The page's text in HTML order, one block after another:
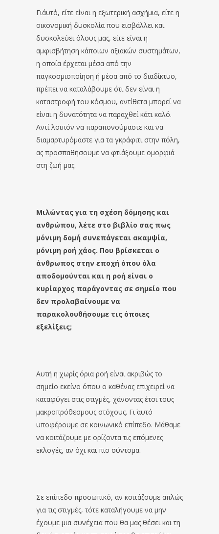
Γι΄αυτό, είτε είναι η εξωτερική ασχήμια, είτε η
οικονομική δυσκολία που εισβάλλει και
δυσκολεύει όλους μας, είτε είναι η
αμφισβήτηση κάποιων αξιακών συστημάτων,
η οποία έρχεται μέσα από την
παγκοσμιοποίηση ή μέσα από το διαδίκτυο,
πρέπει να καταλάβουμε ότι δεν είναι η
καταστροφή του κόσμου, αντίθετα μπορεί να
είναι η δυνατότητα να παραχθεί κάτι καλό.
Αντί λοιπόν να παραπονούμαστε και να
διαμαρτυρόμαστε για τα γκράφιτι στην πόλη,
ας προσπαθήσουμε να φτιάξουμε ομορφιά
στη ζωή μας.
Μιλώντας για τη σχέση δόμησης και
ανθρώπου, λέτε στο βιβλίο σας πως
μόνιμη δομή συνεπάγεται ακαμψία,
μόνιμη ροή χάος. Που βρίσκεται ο
άνθρωπος στην εποχή όπου όλα
αποδομούνται και η ροή είναι ο
κυρίαρχος παράγοντας σε σημείο που
δεν προλαβαίνουμε να
παρακολουθήσουμε τις όποιες
εξελίξεις;
Αυτή η χωρίς όρια ροή είναι ακριβώς το
σημείο εκείνο όπου ο καθένας επιχειρεί να
καταφύγει στις στιγμές, χάνοντας έτσι τους
μακροπρόθεσμους στόχους. Γι΄ αυτό
υποφέρουμε σε κοινωνικό επίπεδο. Μάθαμε
να κοιτάζουμε με ορίζοντα τις επόμενες
εκλογές, αν όχι και πιο σύντομα.
Σε επίπεδο προσωπικό, αν κοιτάζουμε απλώς
για τις στιγμές, τότε καταλήγουμε να μην
έχουμε μια συνέχεια που θα μας θέσει και τη